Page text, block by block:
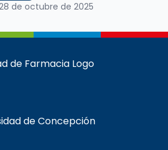
de octubre de 2025